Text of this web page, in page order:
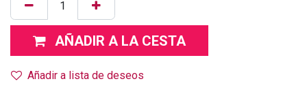
AÑADIR A LA CESTA
Añadir a lista de deseos